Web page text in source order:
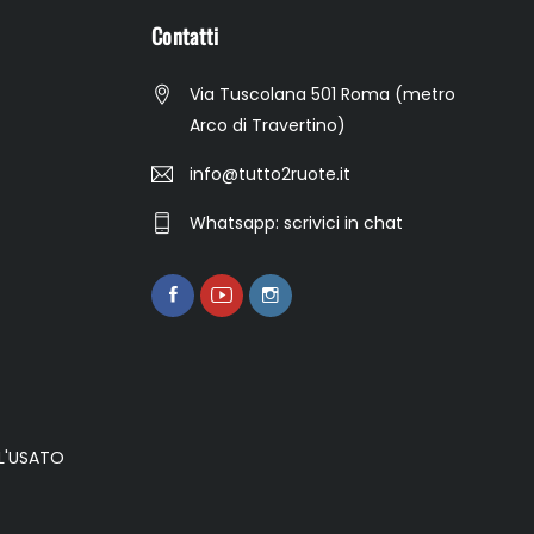
Contatti
Via Tuscolana 501 Roma (metro
Arco di Travertino)
info@tutto2ruote.it
Whatsapp: scrivici in chat